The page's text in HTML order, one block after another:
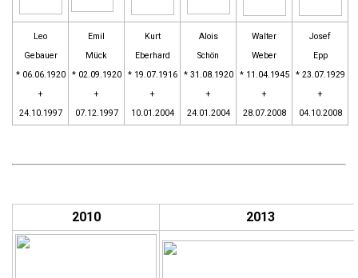
Leo
Gebauer
* 06.06.1920
+
24.10.1997
Emil
Mück
* 02.09.1920
+
07.12.1997
Kurt
Eberhard
* 19.07.1916
+
10.01.2004
Alois
Schön
* 31.08.1920
+
24.01.2004
Walter
Weber
* 11.04.1945
+
28.07.2008
Josef
Epp
* 23.07.1929
+
04.10.2008
2010 2013